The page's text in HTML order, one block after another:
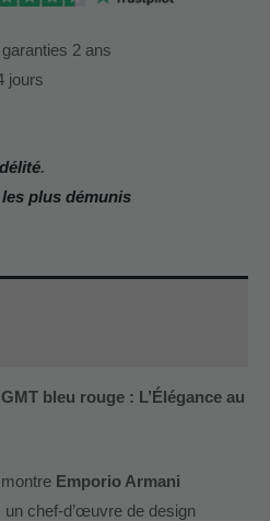
2 ans
jours
.
plus démunis
bleu rouge : L’Élégance au
Emporio Armani
un chef-d’œuvre de design